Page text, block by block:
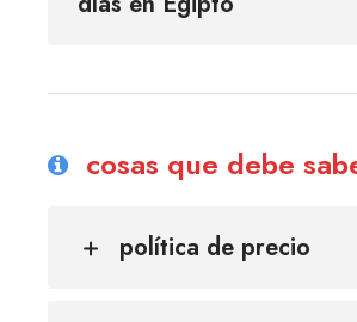
cosas que debe
política de precio